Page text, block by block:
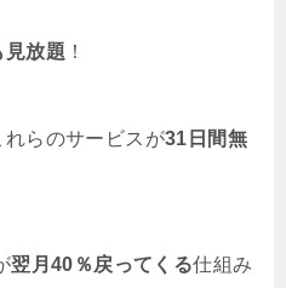
見放題 ！
らのサービスが31日間無
翌月40％戻ってくる仕組み